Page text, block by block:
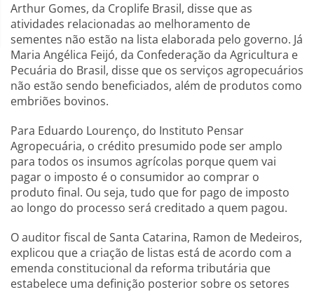
Arthur Gomes, da Croplife Brasil, disse que as
atividades relacionadas ao melhoramento de
sementes não estão na lista elaborada pelo governo. Já
Maria Angélica Feijó, da Confederação da Agricultura e
Pecuária do Brasil, disse que os serviços agropecuários
não estão sendo beneficiados, além de produtos como
embriões bovinos.
Para Eduardo Lourenço, do Instituto Pensar
Agropecuária, o crédito presumido pode ser amplo
para todos os insumos agrícolas porque quem vai
pagar o imposto é o consumidor ao comprar o
produto final. Ou seja, tudo que for pago de imposto
ao longo do processo será creditado a quem pagou.
O auditor fiscal de Santa Catarina, Ramon de Medeiros,
explicou que a criação de listas está de acordo com a
emenda constitucional da reforma tributária que
estabelece uma definição posterior sobre os setores